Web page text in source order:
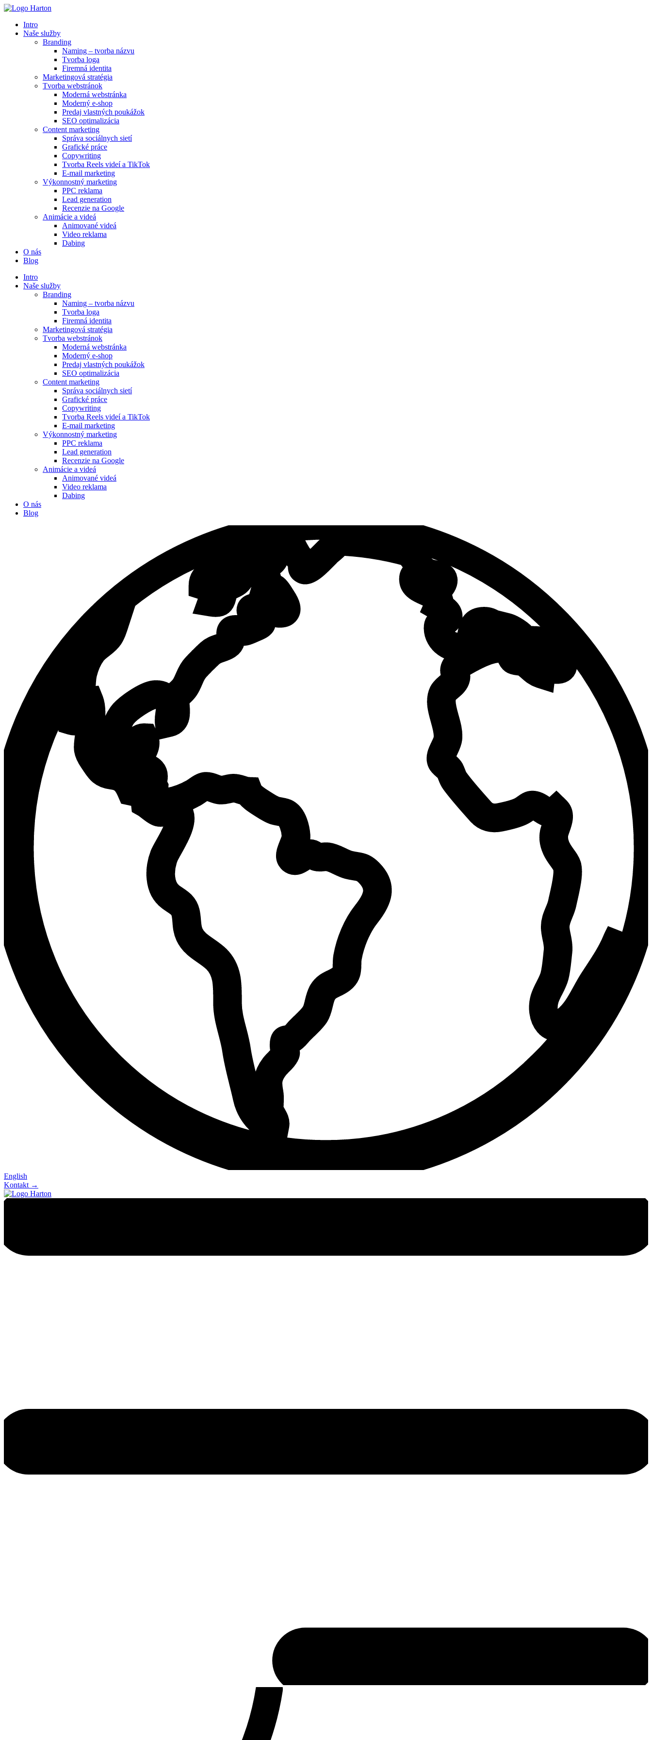
Preskočiť
obsah
Intro
Naše služby
Branding
Naming – tvorba názvu
Tvorba loga
Firemná identita
Marketingová stratégia
Tvorba webstránok
Moderná webstránka
Moderný e-shop
Predaj vlastných poukážok
SEO optimalizácia
Content marketing
Správa sociálnych sietí
Grafické práce
Copywriting
Tvorba Reels videí a TikTok
E-mail marketing
Výkonnostný marketing
PPC reklama
Lead generation
Recenzie na Google
Animácie a videá
Animované videá
Video reklama
Dabing
O nás
Blog
Intro
Naše služby
Branding
Naming – tvorba názvu
Tvorba loga
Firemná identita
Marketingová stratégia
Tvorba webstránok
Moderná webstránka
Moderný e-shop
Predaj vlastných poukážok
SEO optimalizácia
Content marketing
Správa sociálnych sietí
Grafické práce
Copywriting
Tvorba Reels videí a TikTok
E-mail marketing
Výkonnostný marketing
PPC reklama
Lead generation
Recenzie na Google
Animácie a videá
Animované videá
Video reklama
Dabing
O nás
Blog
English
Kontakt →